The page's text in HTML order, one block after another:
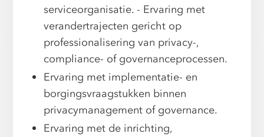
serviceorganisatie. - Ervaring met
verandertrajecten gericht op
professionalisering van privacy-,
compliance- of governanceprocessen.
Ervaring met implementatie- en
borgingsvraagstukken binnen
privacymanagement of governance.
Ervaring met de inrichting,